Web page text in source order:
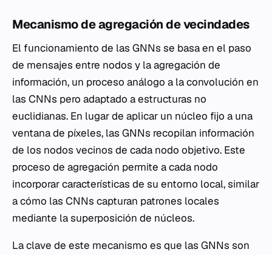
Mecanismo de agregación de vecindades
El funcionamiento de las GNNs se basa en el paso
de mensajes entre nodos y la agregación de
información, un proceso análogo a la convolución en
las CNNs pero adaptado a estructuras no
euclidianas. En lugar de aplicar un núcleo fijo a una
ventana de píxeles, las GNNs recopilan información
de los nodos vecinos de cada nodo objetivo. Este
proceso de agregación permite a cada nodo
incorporar características de su entorno local, similar
a cómo las CNNs capturan patrones locales
mediante la superposición de núcleos.
La clave de este mecanismo es que las GNNs son